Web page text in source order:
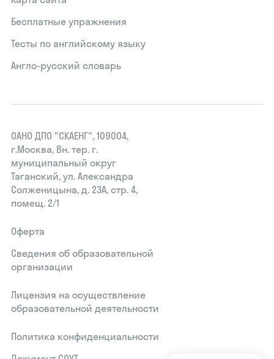
Бесплатные упражнения
Тесты по английскому языку
Англо-русский словарь
ОАНО ДПО "СКАЕНГ", 109004,
г.Москва, Вн. тер. г.
муниципальный округ
Таганский, ул. Александра
Солженицына, д. 23А, стр. 4,
помещ. 2/1
Оферта
Сведения об образовательной
организации
Лицензия на осуществление
образовательной деятельности
Политика конфиденциальности